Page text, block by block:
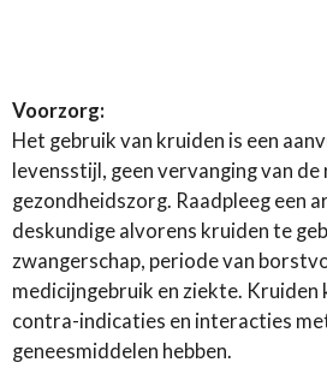
Voorzorg:
Het gebruik van kruiden is een
levensstijl, geen vervanging van
gezondheidszorg. Raadpleeg een
deskundige alvorens kruiden te
zwangerschap, periode van
medicijngebruik en ziekte. Kruiden
contra-indicaties en interacties
geneesmiddelen hebben.